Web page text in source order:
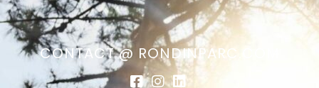
CONTACT @ RONDINPARC.COM